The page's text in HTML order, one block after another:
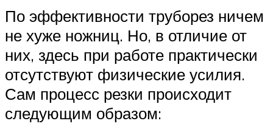
По эффективности труборез ничем
не хуже ножниц. Но, в отличие от
них, здесь при работе практически
отсутствуют физические усилия.
Сам процесс резки происходит
следующим образом: